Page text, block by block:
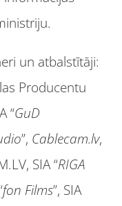
un atbalstītāji:
Producentu
“GuD
”, Cablecam.lv,
SIA “RIGA
fon Films”, SIA